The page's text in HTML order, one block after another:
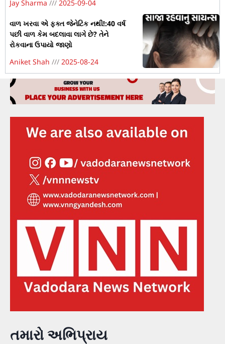
Jay Sharma
2025-09-04
વાળ ખરવા એ ફક્ત જેનેટિક નથી!:40 વર્ષ
પછી વાળ કેમ બદલાવા લાગે છે? તેને
રોકવાના ઉપાયો જાણો
Aniket Shah
2025-08-24
તમારો અભિપ્રાય